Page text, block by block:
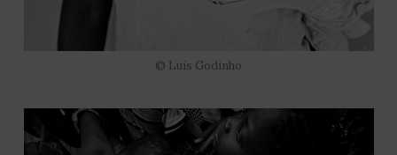
© Luís Godinho